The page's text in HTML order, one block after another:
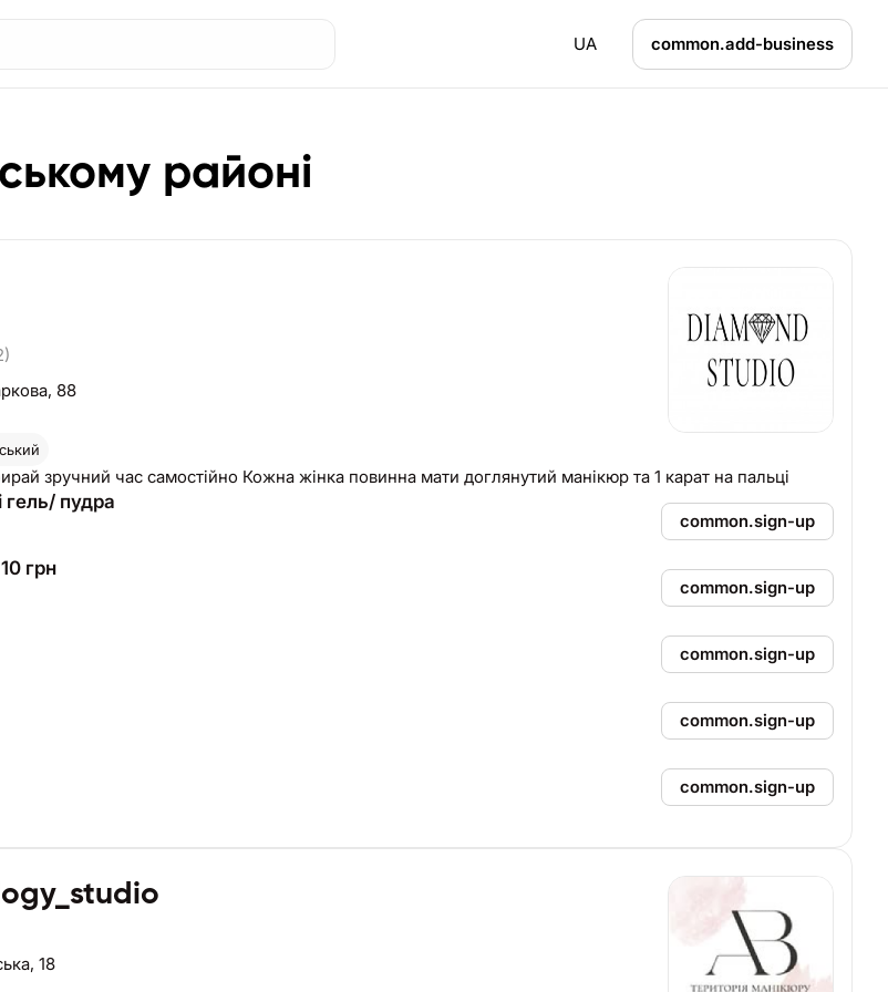
UA common.add-business
районі
88
Обирай зручний час самостійно Кожна жінка повинна мати доглянутий манікюр та 1 карат на пальці
гель/ пудра
common.sign-up
грн
common.sign-up
common.sign-up
common.sign-up
common.sign-up
18